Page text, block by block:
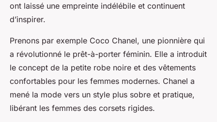
ont laissé une empreinte indélébile et continuent
d’inspirer.
Prenons par exemple Coco Chanel, une pionnière qui
a révolutionné le prêt-à-porter féminin. Elle a introduit
le concept de la petite robe noire et des vêtements
confortables pour les femmes modernes. Chanel a
mené la mode vers un style plus sobre et pratique,
libérant les femmes des corsets rigides.